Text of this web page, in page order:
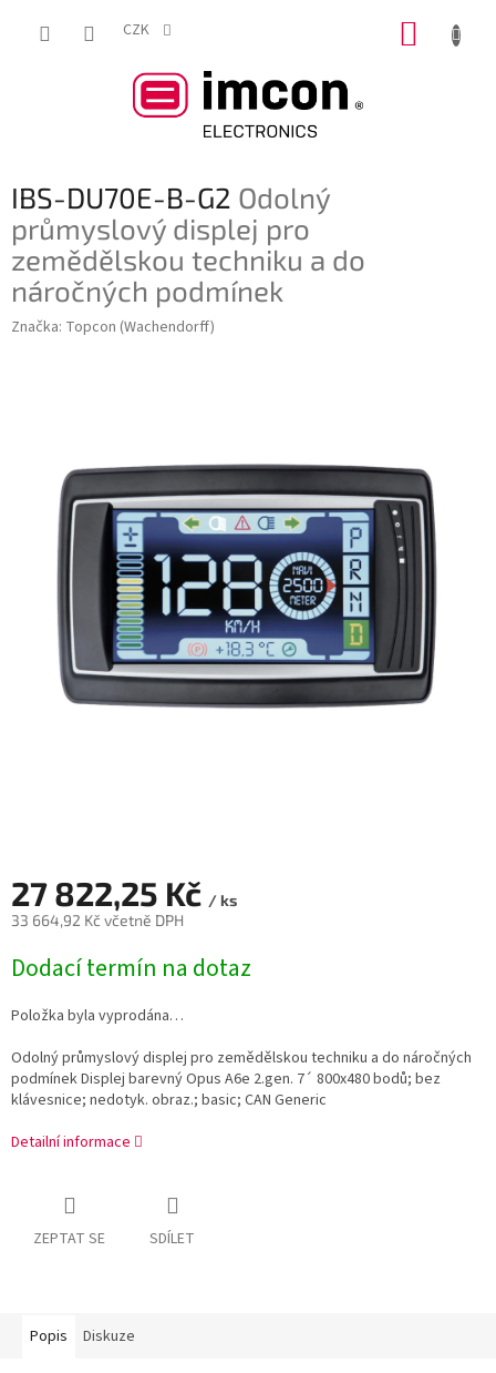
CZK
IBS-DU70E-B-G2 Odolný
průmyslový displej pro
zemědělskou techniku a do
náročných podmínek
Značka: Topcon (Wachendorff)
27 822,25 Kč / ks
33 664,92 Kč včetně DPH
cena:
Dodací termín na dotaz
Položka byla vyprodána…
Odolný průmyslový displej pro zemědělskou techniku a do náročných
podmínek Displej barevný Opus A6e 2.gen. 7´ 800x480 bodů; bez
klávesnice; nedotyk. obraz.; basic; CAN Generic
Detailní informace
ZEPTAT SE SDÍLET
Popis Diskuze